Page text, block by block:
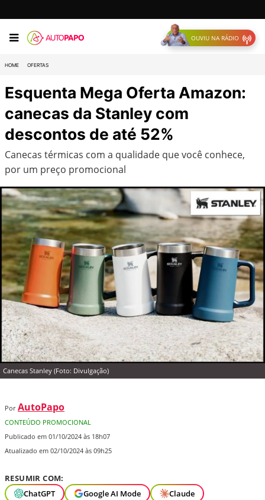
OUVIU NA RÁDIO
HOME OFERTAS
Esquenta Mega Oferta Amazon:
canecas da Stanley com
descontos de até 52%
Canecas térmicas com a qualidade que você conhece,
por um preço promocional
Canecas Stanley (Foto: Divulgação)
Por AutoPapo
CONTEÚDO PROMOCIONAL
Publicado em 01/10/2024 às 18h07
Atualizado em 02/10/2024 às 09h25
RESUMIR COM:
ChatGPT
Google AI Mode
Claude